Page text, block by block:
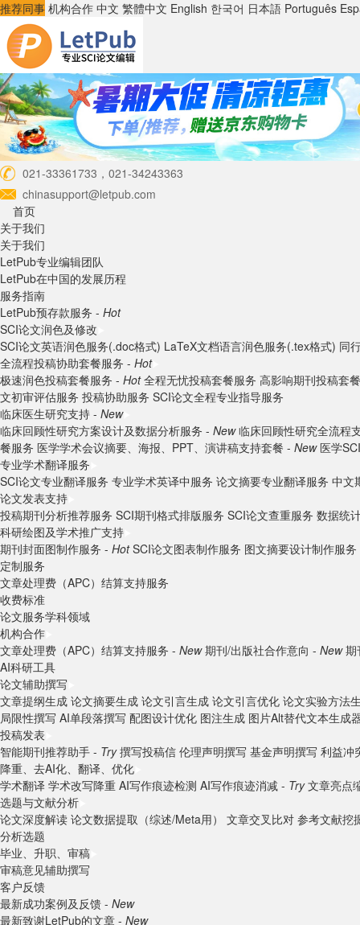
推荐同事 机构合作 中文 繁體中文 English 한국어 日本語 Português
021-33361733，021-34243363
chinasupport@letpub.com
首页
关于我们
关于我们
LetPub专业编辑团队
LetPub在中国的发展历程
服务指南
LetPub预存款服务 - Hot
SCI论文润色及修改
SCI论文英语润色服务(.doc格式) LaTeX文档语言润色服务(.tex格式) 同
全流程投稿协助套餐服务 - Hot
极速润色投稿套餐服务 - Hot 全程无忧投稿套餐服务 高影响期刊投稿套
文初审评估服务 投稿协助服务 SCI论文全程专业指导服务
临床医生研究支持 - New
临床回顾性研究方案设计及数据分析服务 - New 临床回顾性研究全流程
餐服务 医学学术会议摘要、海报、PPT、演讲稿支持套餐 - New 医学
专业学术翻译服务
SCI论文专业翻译服务 专业学术英译中服务 论文摘要专业翻译服务 中文
论文发表支持
投稿期刊分析推荐服务 SCI期刊格式排版服务 SCI论文查重服务 数据统
科研绘图及学术推广支持
期刊封面图制作服务 - Hot SCI论文图表制作服务 图文摘要设计制作服务
定制服务
文章处理费（APC）结算支持服务
收费标准
论文服务学科领域
机构合作
文章处理费（APC）结算支持服务 - New 期刊/出版社合作意向 - New
AI科研工具
论文辅助撰写
文章提纲生成 论文摘要生成 论文引言生成 论文引言优化 论文实验方法
局限性撰写 AI单段落撰写 配图设计优化 图注生成 图片Alt替代文本生成
投稿发表
智能期刊推荐助手 - Try 撰写投稿信 伦理声明撰写 基金声明撰写 利益冲
降重、去AI化、翻译、优化
学术翻译 学术改写降重 AI写作痕迹检测 AI写作痕迹消减 - Try 文章亮点
选题与文献分析
论文深度解读 论文数据提取（综述/Meta用） 文章交叉比对 参考文献挖
分析选题
毕业、升职、审稿
审稿意见辅助撰写
客户反馈
最新成功案例及反馈 - New
最新致谢LetPub的文章 - New